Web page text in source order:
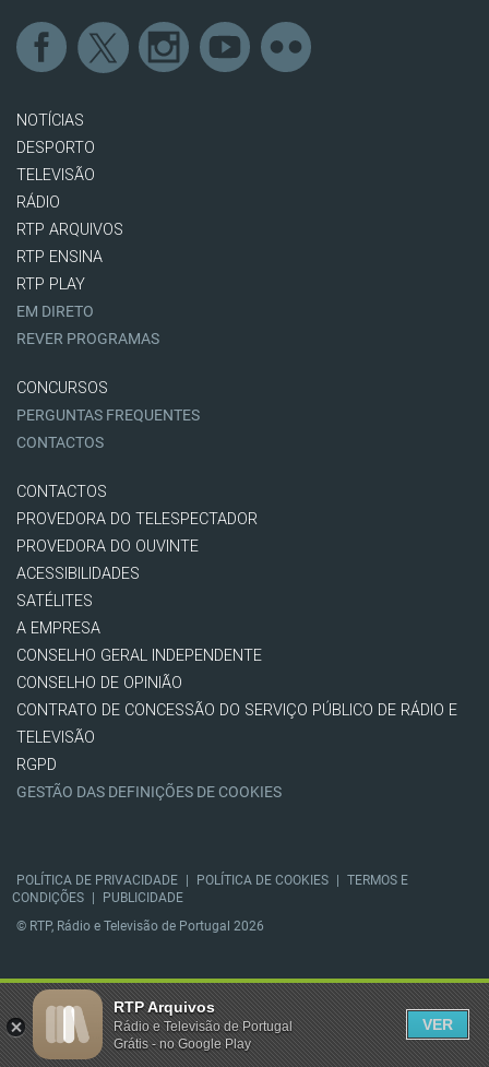
NOTÍCIAS
DESPORTO
TELEVISÃO
RÁDIO
RTP ARQUIVOS
RTP ENSINA
RTP PLAY
EM DIRETO
REVER PROGRAMAS
CONCURSOS
PERGUNTAS FREQUENTES
CONTACTOS
CONTACTOS
PROVEDORA DO TELESPECTADOR
PROVEDORA DO OUVINTE
ACESSIBILIDADES
SATÉLITES
A EMPRESA
CONSELHO GERAL INDEPENDENTE
CONSELHO DE OPINIÃO
CONTRATO DE CONCESSÃO DO SERVIÇO PÚBLICO DE RÁDIO E
TELEVISÃO
RGPD
GESTÃO DAS DEFINIÇÕES DE COOKIES
POLÍTICA DE PRIVACIDADE POLÍTICA DE COOKIES
TERMOS E
CONDIÇÕES
PUBLICIDADE
© RTP, Rádio e Televisão de Portugal 2026
RTP Arquivos
Rádio e Televisão de Portugal
Grátis - no Google Play
VER